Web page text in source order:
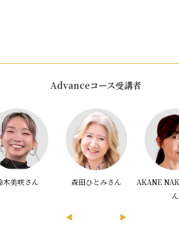
Advanceコース受講者
木美咲さん 森田ひとみさん
AKANE
ん
◀ ▶